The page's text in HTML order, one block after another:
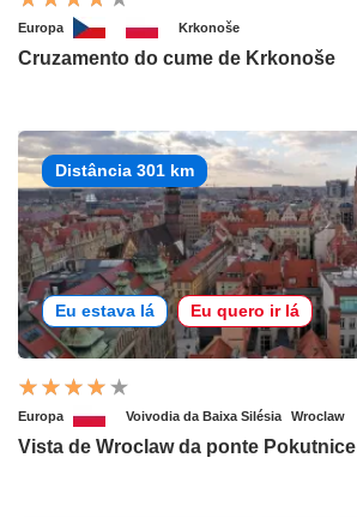
Europa Krkonoše
Cruzamento do cume de Krkonoše
Distância 301 km
Eu estava lá Eu quero ir lá
Europa Voivodia da Baixa Silésia Wroclaw
Vista de Wroclaw da ponte Pokutnice